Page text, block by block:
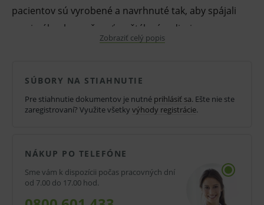
pacientov sú vyrobené a navrhnuté tak, aby spájali
maximálnu bezpečnosť so štýlovým dizajnom a
výnimočným pohodlím. Sú odolné voči zahmlievaniu
Zaisťujú komfortné nosenie, ochranu, stabilitu a
prispôsobivosť tvári.Šošovky v oranžových
Vlastnosti a výhody:
Ochranné okuliare.
Pevné, odolné.
Zobraziť celý popis
SÚBORY NA STIAHNUTIE
Pre stiahnutie dokumentov je nutné prihlásiť sa. Ešte nie ste
zaregistrovaní? Využite všetky výhody registrácie.
NÁKUP PO TELEFÓNE
Sme vám k dispozícii počas pracovných dní
od 7.00 do 17.00 hod.